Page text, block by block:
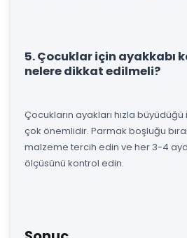
5. Çocuklar için ayakkabı
nelere dikkat edilmeli?
Çocukların ayakları hızla
çok önemlidir. Parmak boşluğu
malzeme tercih edin ve her 3-4
ölçüsünü kontrol edin.